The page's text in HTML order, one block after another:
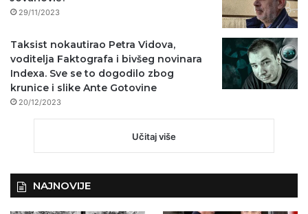
29/11/2023
Taksist nokautirao Petra Vidova,
voditelja Faktografa i bivšeg novinara
Indexa. Sve se to dogodilo zbog
krunice i slike Ante Gotovine
20/12/2023
Učitaj više
NAJNOVIJE